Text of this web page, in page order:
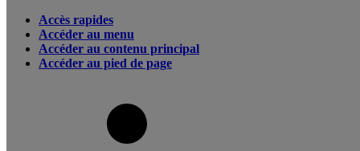
Accès rapides
Accéder au menu
Accéder au contenu principal
Accéder au pied de page